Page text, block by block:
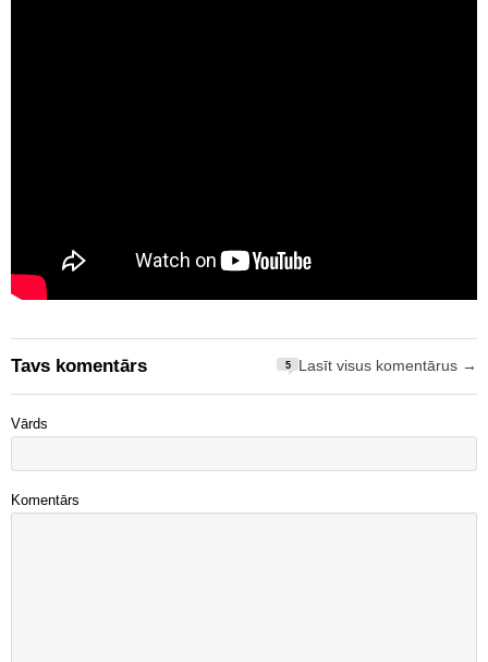
Tavs komentārs 5 Lasīt visus komentārus →
Vārds
Komentārs